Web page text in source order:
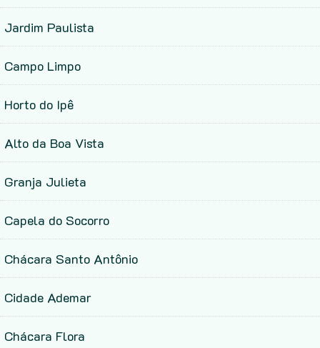
Jardim Paulista
Campo Limpo
Horto do Ipê
Alto da Boa Vista
Granja Julieta
Capela do Socorro
Chácara Santo Antônio
Cidade Ademar
Chácara Flora